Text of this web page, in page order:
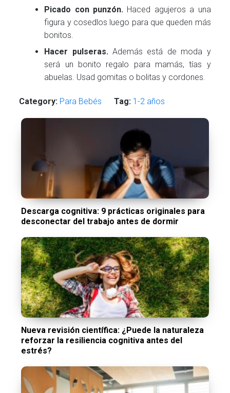
Picado con punzón. Haced agujeros a una
figura y cosedlos luego para que queden más
bonitos.
Hacer pulseras. Además está de moda y
será un bonito regalo para mamás, tías y
abuelas. Usad gomitas o bolitas y cordones.
Category: Para Bebés Tag: 1-2 años
Descarga cognitiva: 9 prácticas originales para
desconectar del trabajo antes de dormir
Nueva revisión científica: ¿Puede la naturaleza
reforzar la resiliencia cognitiva antes del
estrés?